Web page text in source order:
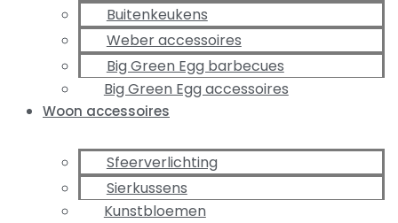
Buitenkeukens
Weber accessoires
Big Green Egg barbecues
Big Green Egg accessoires
Woon accessoires
Sfeerverlichting
Sierkussens
Kunstbloemen